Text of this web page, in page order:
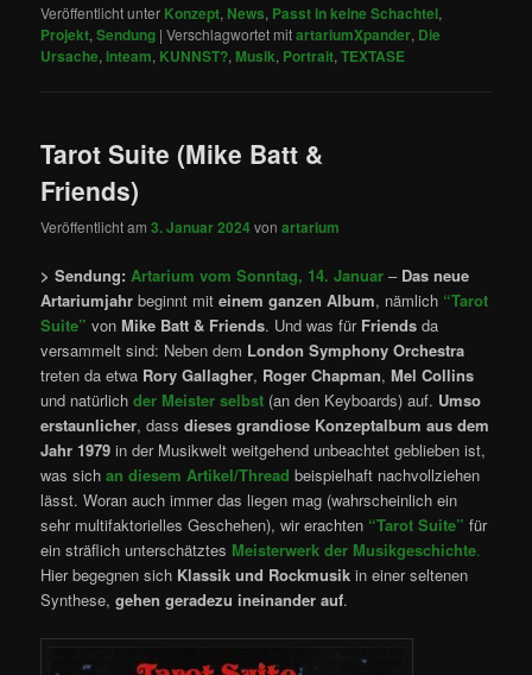
Veröffentlicht unter Konzept, News, Passt in keine Schachtel,
Projekt,Sendung |Verschlagwortet mitartariumXpander, Die
Ursache, inteam, KUNNST?, Musik, Portrait,TEXTASE
Tarot Suite (Mike Batt &
Friends)
Veröffentlicht am3. Januar 2024vonartarium
> Sendung:Artarium vom Sonntag, 14. Januar – Das neue
Artariumjahr beginnt miteinem ganzen Album, nämlich “Tarot
Suite” vonMike Batt & Friends. Und was für Friends da
versammelt sind: Neben dem London Symphony Orchestra
treten da etwa Rory Gallagher, Roger Chapman,Mel Collins
und natürlichder Meister selbst (an den Keyboards) auf. Umso
erstaunlicher, dassdieses grandiose Konzeptalbum aus dem
Jahr 1979 in der Musikwelt weitgehend unbeachtet geblieben ist,
was sichan diesem Artikel/Thread beispielhaft nachvollziehen
lässt. Woran auch immer das liegen mag (wahrscheinlich ein
sehr multifaktorielles Geschehen), wir erachten “Tarot Suite” für
ein sträflich unterschätztes Meisterwerk der Musikgeschichte.
Hier begegnen sich Klassik und Rockmusik in einer seltenen
Synthese,gehen geradezu ineinander auf.